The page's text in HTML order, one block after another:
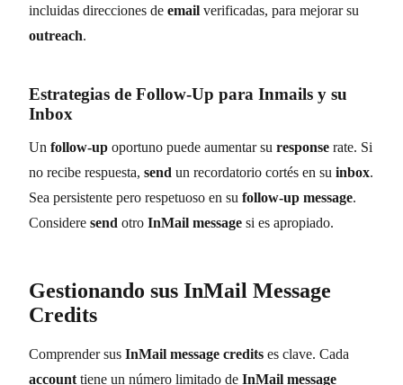
incluidas direcciones de email verificadas, para mejorar su
outreach.
Estrategias de Follow-Up para Inmails y su
Inbox
Un follow-up oportuno puede aumentar su response rate. Si
no recibe respuesta, send un recordatorio cortés en su inbox.
Sea persistente pero respetuoso en su follow-up message.
Considere send otro InMail message si es apropiado.
Gestionando sus InMail Message
Credits
Comprender sus InMail message credits es clave. Cada
account tiene un número limitado de InMail message